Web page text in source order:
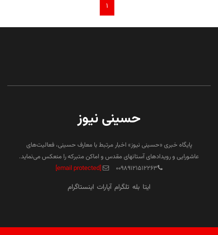
۱
حسینی نیوز
پایگاه خبری «حسینی نیوز» اخبار مرتبط با معارف حسینی، فعالیت‌های
عاشورایی و رویدادهای آستانهای مقدس و اماکن متبرکه را منعکس می‌نماید.
۰۰۹۸۹۱۲۱۵۱۲۲۶۳
[email protected]
ایتا بله تلگرام آپارات اینستاگرام